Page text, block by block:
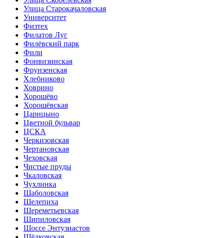
Улица Старокачаловская
Университет
Физтех
Филатов Луг
Филёвский парк
Фили
Фонвизинская
Фрунзенская
Хлебниково
Ховрино
Хорошёво
Хорошёвская
Царицыно
Цветной бульвар
ЦСКА
Черкизовская
Чертановская
Чеховская
Чистые пруды
Чкаловская
Чухлинка
Шаболовская
Шелепиха
Шереметьевская
Шипиловская
Шоссе Энтузиастов